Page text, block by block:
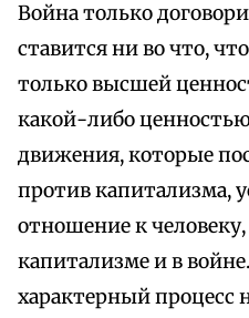
Война только
ставится ни во что,
только высшей
какой-либо
движения, которые
против капитализма,
отношение к
капитализме и в
характерный процесс